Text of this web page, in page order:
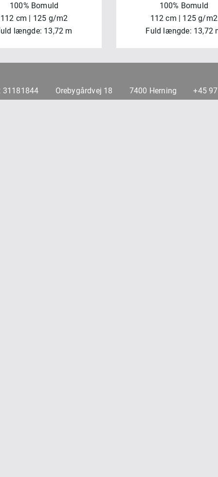
100% Bomuld
112 cm | 125 g/m2
længde: 13,72 m
100% Bomuld
112 cm | 125 g/m2
Fuld længde: 13,72
31181844 Orebygårdvej 18 7400 Herning +45